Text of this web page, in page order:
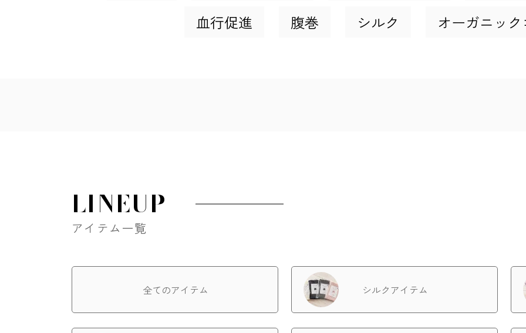
血行促進
腹巻 シルク オーガニッ
LINEUP
アイテム一覧
全てのアイテム シルクアイテム